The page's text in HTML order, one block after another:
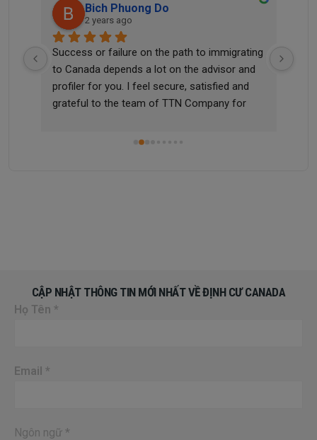
Bich Phuong Do
2 years ago
Success or failure on the path to immigrating
to Canada depends a lot on the advisor and
profiler for you. I feel secure, satisfied and
grateful to the team of TTN Company for
and settle in Canada, a country I have always
CẬP NHẬT THÔNG TIN MỚI NHẤT VỀ ĐỊNH CƯ CANADA
Họ Tên *
Email *
Ngôn ngữ *